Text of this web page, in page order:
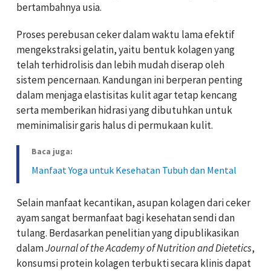
bertambahnya usia.
Proses perebusan ceker dalam waktu lama efektif
mengekstraksi gelatin, yaitu bentuk kolagen yang
telah terhidrolisis dan lebih mudah diserap oleh
sistem pencernaan. Kandungan ini berperan penting
dalam menjaga elastisitas kulit agar tetap kencang
serta memberikan hidrasi yang dibutuhkan untuk
meminimalisir garis halus di permukaan kulit.
Baca juga:
Manfaat Yoga untuk Kesehatan Tubuh dan Mental
Selain manfaat kecantikan, asupan kolagen dari ceker
ayam sangat bermanfaat bagi kesehatan sendi dan
tulang. Berdasarkan penelitian yang dipublikasikan
dalamJournal of the Academy of Nutrition and Dietetics,
konsumsi protein kolagen terbukti secara klinis dapat